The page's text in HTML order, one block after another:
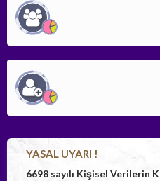
YASAL UYARI !
6698 sayılı Kişisel Verilerin